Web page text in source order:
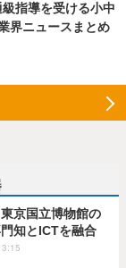
指導を受ける小中
界ニュースまとめ
京国立博物館の
知とICTを融合